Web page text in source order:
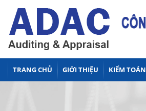
TRANG CHỦ GIỚI THIỆU KIỂM TOÁN